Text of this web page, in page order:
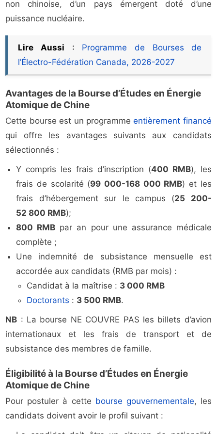
non chinoise, d’un pays émergent doté d’une
puissance nucléaire.
Lire Aussi : Programme de Bourses de
l’Électro-Fédération Canada, 2026-2027
Avantages de la Bourse d’Études en Énergie
Atomique de Chine
Cette bourse est un programmeentièrement financé
qui offre les avantages suivants aux candidats
sélectionnés :
Y compris les frais d’inscription (400 RMB), les
frais de scolarité (99 000-168 000 RMB) et les
frais d’hébergement sur le campus (25 200-
52 800 RMB);
800 RMB par an pour une assurance médicale
complète ;
Une indemnité de subsistance mensuelle est
accordée aux candidats (RMB par mois) :
Candidat à la maîtrise : 3 000 RMB
Doctorants : 3 500 RMB.
NB : La bourse NE COUVRE PAS les billets d’avion
internationaux et les frais de transport et de
subsistance des membres de famille.
Éligibilité à la Bourse d’Études en Énergie
Atomique de Chine
Pour postuler à cette bourse gouvernementale, les
candidats doivent avoir le profil suivant :